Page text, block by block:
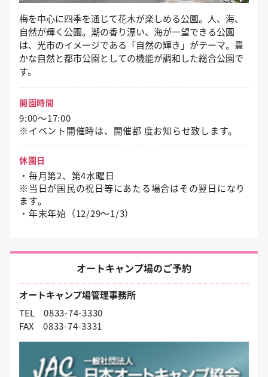
梅を中心に四季を通じて花木が楽しめる公園。人、海、
自然が輝く公園。潮の香り漂い、海が一望できる公園
は、光市のイメージである「自然の輝き」がテーマ。豊
かな自然と都市公園としての機能が調和した総合公園で
す。
開園時間
9:00～17:00
※イベント開催時は、開催都 度お知らせ致します。
休園日
・毎月第2、第4水曜日
※当日が国民の祝日等にあたる場合はその翌日になり
ます。
・年末年始（12/29〜1/3）
オートキャンプ場のご予約
オートキャンプ場管理事務所
TEL 0833-74-3330
FAX 0833-74-3331